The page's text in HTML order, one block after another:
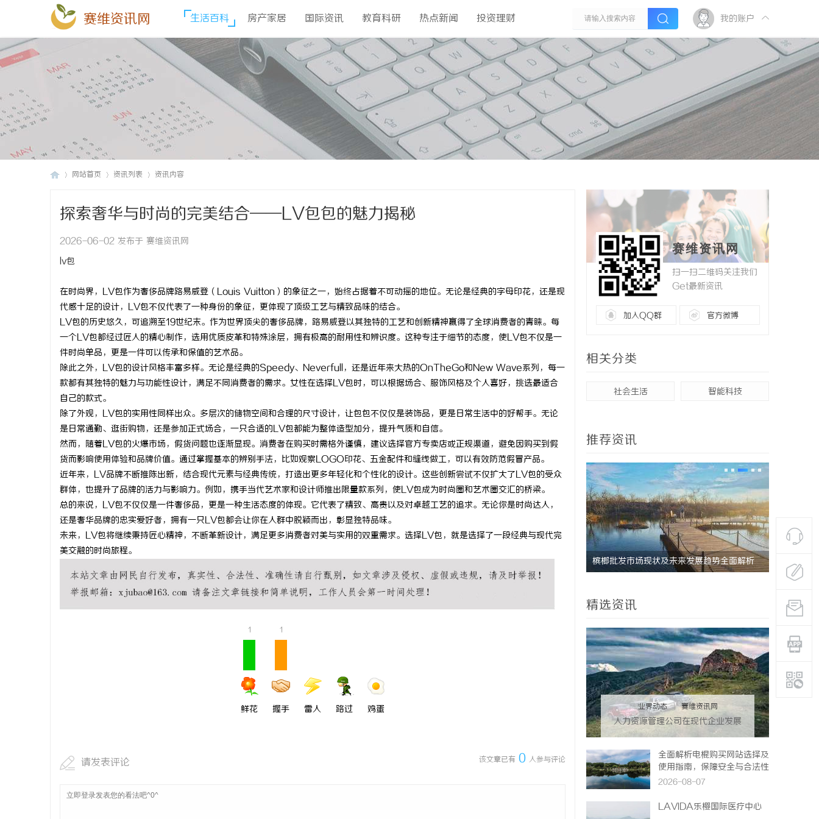
赛维资讯网 生活百科 房产家居 国际资讯 教育科研 热点新闻 投资理财 我的账户
网站首页 资讯列表 资讯内容
探索奢华与时尚的完美结合——LV包包的魅力揭秘
2026-06-02 发布于 赛维资讯网
lv包
在时尚界，LV包作为奢侈品牌路易威登（Louis Vuitton）的象征之一，始终占据着不可动摇的地位。无论是经典的字母印花，还是现
代感十足的设计，LV包不仅代表了一种身份的象征，更体现了顶级工艺与精致品味的结合。
LV包的历史悠久，可追溯至19世纪末。作为世界顶尖的奢侈品牌，路易威登以其独特的工艺和创新精神赢得了全球消费者的青睐。每
一个LV包都经过匠人的精心制作，选用优质皮革和特殊涂层，拥有极高的耐用性和辨识度。这种专注于细节的态度，使LV包不仅是一
件时尚单品，更是一件可以传承和保值的艺术品。
除此之外，LV包的设计风格丰富多样。无论是经典的Speedy、Neverfull，还是近年来大热的OnTheGo和New Wave系列，每一
款都有其独特的魅力与功能性设计，满足不同消费者的需求。女性在选择LV包时，可以根据场合、服饰风格及个人喜好，挑选最适合
自己的款式。
除了外观，LV包的实用性同样出众。多层次的储物空间和合理的尺寸设计，让包包不仅仅是装饰品，更是日常生活中的好帮手。无论
是日常通勤、逛街购物，还是参加正式场合，一只合适的LV包都能为整体造型加分，提升气质和自信。
然而，随着LV包的火爆市场，假货问题也逐渐显现。消费者在购买时需格外谨慎，建议选择官方专卖店或正规渠道，避免因购买到假
货而影响使用体验和品牌价值。通过掌握基本的辨别手法，比如观察LOGO印花、五金配件和缝线做工，可以有效防范假冒产品。
近年来，LV品牌不断推陈出新，结合现代元素与经典传统，打造出更多年轻化和个性化的设计。这些创新尝试不仅扩大了LV包的受众
群体，也提升了品牌的活力与影响力。例如，携手当代艺术家和设计师推出限量款系列，使LV包成为时尚圈和艺术圈交汇的桥梁。
总的来说，LV包不仅仅是一件奢侈品，更是一种生活态度的体现。它代表了精致、高贵以及对卓越工艺的追求。无论你是时尚达人，
还是奢华品牌的忠实爱好者，拥有一只LV包都会让你在人群中脱颖而出，彰显独特品味。
未来，LV包将继续秉持匠心精神，不断革新设计，满足更多消费者对美与实用的双重需求。选择LV包，就是选择了一段经典与现代完
美交融的时尚旅程。
1
鲜花
1
握手 雷人 路过 鸡蛋
该文章已有 0 人参与评论
请发表评论
赛维资讯网
扫一扫二维码关注我们
Get最新资讯
加入QQ群 官方微博
相关分类
社会生活 智能科技
推荐资讯
揭秘！专业充电桩项目软件开发商，究竟藏着
哪些行业秘诀？
开店最怕“搜不到”为什么隔壁店铺没花钱，
ai却天天给他免费派单？
槟榔批发市场现状及未来发展趋势全面解析 贝净 AC
全解析
精选资讯
业界动态 | 赛维资讯网
人力资源管理公司在现代企业发展
中的关键作用及其管理策略解析
全面解析电棍购买网站选择及
使用指南，保障安全与合法性
2026-08-07
LAVIDA乐樱国际医疗中心